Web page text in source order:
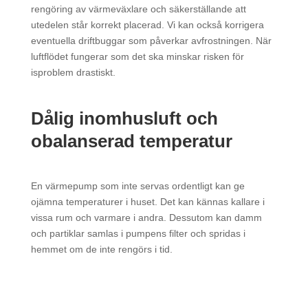
rengöring av värmeväxlare och säkerställande att
utedelen står korrekt placerad. Vi kan också korrigera
eventuella driftbuggar som påverkar avfrostningen. När
luftflödet fungerar som det ska minskar risken för
isproblem drastiskt.
Dålig inomhusluft och
obalanserad temperatur
En värmepump som inte servas ordentligt kan ge
ojämna temperaturer i huset. Det kan kännas kallare i
vissa rum och varmare i andra. Dessutom kan damm
och partiklar samlas i pumpens filter och spridas i
hemmet om de inte rengörs i tid.